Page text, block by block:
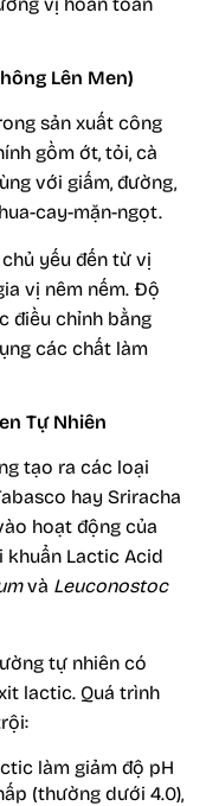
Lên Men)
sản xuất công
gồm ớt, tỏi, cà
với giấm, đường,
cay-mặn-ngọt.
yếu đến từ vị
vị nêm nếm. Độ
điều chỉnh bằng
các chất làm
Tự Nhiên
tạo ra các loại
hay Sriracha
hoạt động của
khuẩn Lactic Acid
và Leuconostoc
tự nhiên có
lactic. Quá trình
làm giảm độ pH
(thường dưới 4.0),